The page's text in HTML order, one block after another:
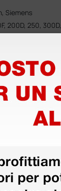
Siemens
200D, 250, 300D,
Aesculap